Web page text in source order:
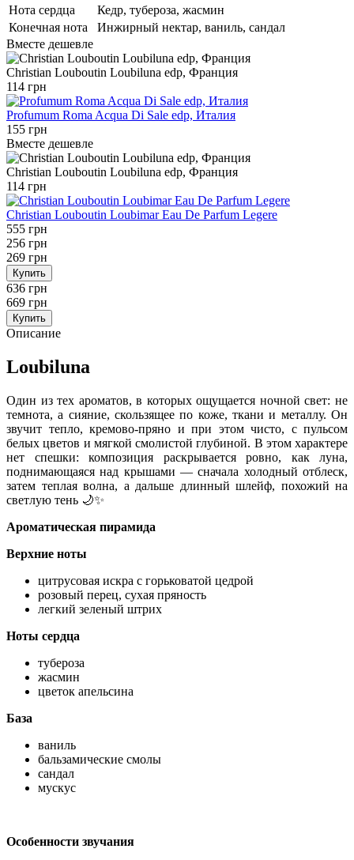
Нота сердца
Кедр, тубероза, жасмин
Конечная нота
Инжирный нектар, ваниль, сандал
Вместе дешевле
Christian Louboutin Loubiluna edp, Франция
114 грн
Profumum Roma Acqua Di Sale edp, Италия
155 грн
Вместе дешевле
Christian Louboutin Loubiluna edp, Франция
114 грн
Christian Louboutin Loubimar Eau De Parfum Legere
555 грн
256 грн
269 грн
Купить
636 грн
669 грн
Купить
Описание
Loubiluna
Один из тех ароматов, в которых ощущается ночной свет: не
темнота, а сияние, скользящее по коже, ткани и металлу. Он
звучит тепло, кремово-пряно и при этом чисто, с пульсом
белых цветов и мягкой смолистой глубиной. В этом характере
нет спешки: композиция раскрывается ровно, как луна,
поднимающаяся над крышами — сначала холодный отблеск,
затем теплая волна, а дальше длинный шлейф, похожий на
светлую тень 🌙✨
Ароматическая пирамида
Верхние ноты
цитрусовая искра с горьковатой цедрой
розовый перец, сухая пряность
легкий зеленый штрих
Ноты сердца
тубероза
жасмин
цветок апельсина
База
ваниль
бальзамические смолы
сандал
мускус
Особенности звучания